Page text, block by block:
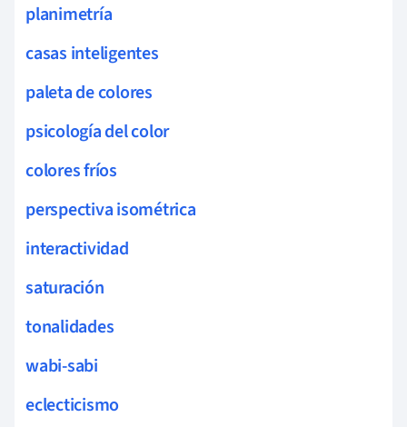
planimetría
casas inteligentes
paleta de colores
psicología del color
colores fríos
perspectiva isométrica
interactividad
saturación
tonalidades
wabi-sabi
eclecticismo